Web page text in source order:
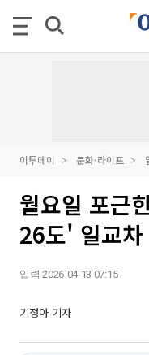
이투데이 문화·라이프
월요일 포근
26도' 일교
입력 2026-04-13 07:15
기정아 기자